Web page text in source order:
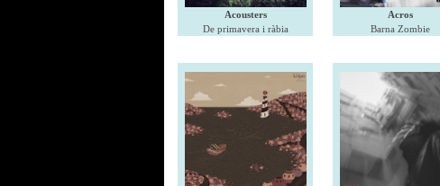
Acousters
De primavera i ràbia
Acros
Barna Zombie